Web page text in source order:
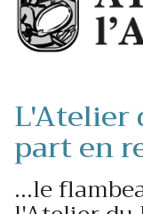
L'Atelier
part en
...le